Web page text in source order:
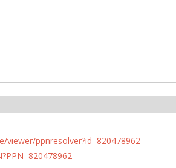
viewer/ppnresolver?id=820478962